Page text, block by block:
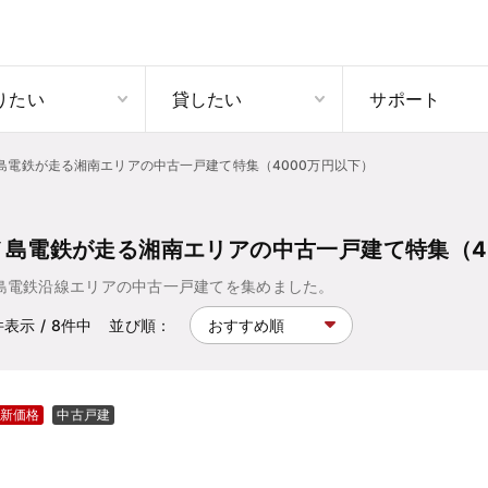
たい 貸したい サポート
電鉄が走る湘南エリアの中古一戸建て特集（4000万円以下）
島電鉄が走る湘南エリアの中古一戸建て特集
電鉄沿線エリアの中古一戸建てを集めました。
表示 / 8件中 並び順：
新価格 中古戸建